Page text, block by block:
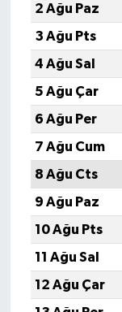
2 Ağu Paz
3 Ağu Pts
4 Ağu Sal
5 Ağu Çar
6 Ağu Per
7 Ağu Cum
8 Ağu Cts
9 Ağu Paz
10 Ağu Pts
11 Ağu Sal
12 Ağu Çar